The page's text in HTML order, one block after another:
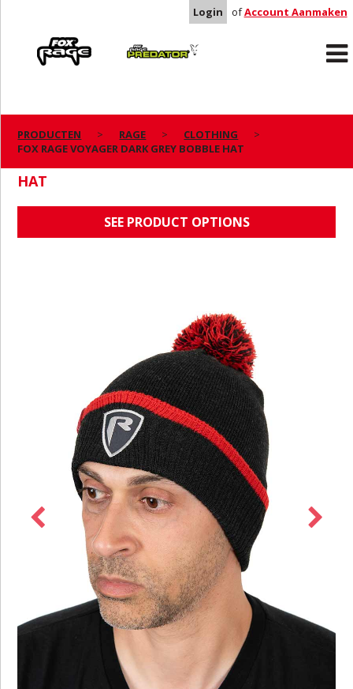
Login ofAccount Aanmaken
Predator
PRODUCTEN RAGE
CLOTHING
FOX RAGE VOYAGER DARK GREY BOBBLE HAT
HAT
SEE PRODUCT OPTIONS